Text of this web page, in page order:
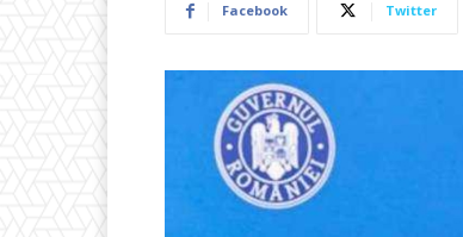
Facebook Twitter